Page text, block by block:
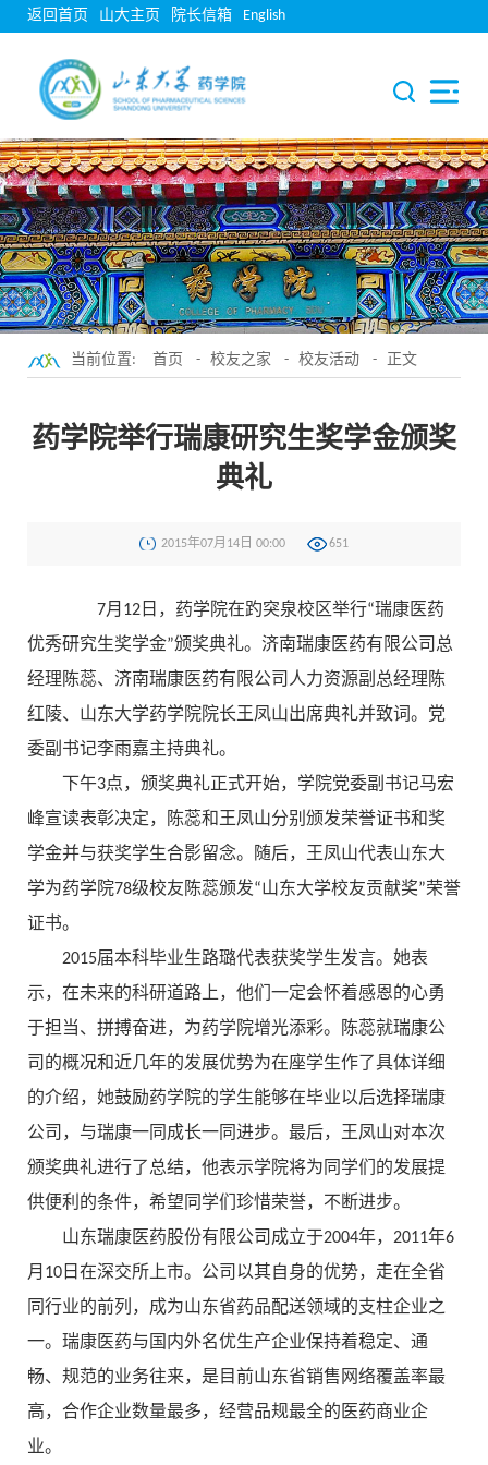
返回首页 山大主页 院长信箱 English
当前位置: 首页 - 校友之家 - 校友活动 - 正文
药学院举行瑞康研究生奖学金颁奖
典礼
2015年07月14日 00:00 651
7月12日，药学院在趵突泉校区举行“瑞康医药
优秀研究生奖学金”颁奖典礼。济南瑞康医药有限公司总
经理陈蕊、济南瑞康医药有限公司人力资源副总经理陈
红陵、山东大学药学院院长王凤山出席典礼并致词。党
委副书记李雨嘉主持典礼。
下午3点，颁奖典礼正式开始，学院党委副书记马宏
峰宣读表彰决定，陈蕊和王凤山分别颁发荣誉证书和奖
学金并与获奖学生合影留念。随后，王凤山代表山东大
学为药学院78级校友陈蕊颁发“山东大学校友贡献奖”荣誉
证书。
2015届本科毕业生路璐代表获奖学生发言。她表
示，在未来的科研道路上，他们一定会怀着感恩的心勇
于担当、拼搏奋进，为药学院增光添彩。陈蕊就瑞康公
司的概况和近几年的发展优势为在座学生作了具体详细
的介绍，她鼓励药学院的学生能够在毕业以后选择瑞康
公司，与瑞康一同成长一同进步。最后，王凤山对本次
颁奖典礼进行了总结，他表示学院将为同学们的发展提
供便利的条件，希望同学们珍惜荣誉，不断进步。
山东瑞康医药股份有限公司成立于2004年，2011年6
月10日在深交所上市。公司以其自身的优势，走在全省
同行业的前列，成为山东省药品配送领域的支柱企业之
一。瑞康医药与国内外名优生产企业保持着稳定、通
畅、规范的业务往来，是目前山东省销售网络覆盖率最
高，合作企业数量最多，经营品规最全的医药商业企
业。